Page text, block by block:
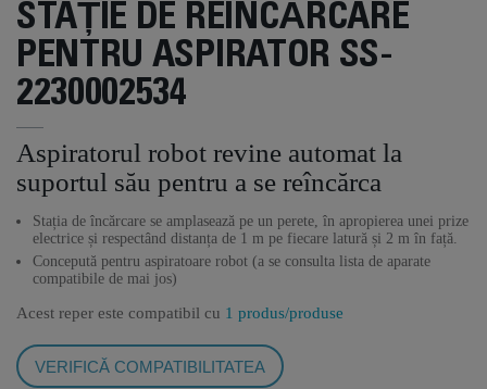
STAȚIE DE REÎNCĂRCARE
PENTRU ASPIRATOR SS-
2230002534
Aspiratorul robot revine automat la
suportul său pentru a se reîncărca
Stația de încărcare se amplasează pe un perete, în apropierea unei prize
electrice și respectând distanța de 1 m pe fiecare latură și 2 m în față.
Concepută pentru aspiratoare robot (a se consulta lista de aparate
compatibile de mai jos)
Acest reper este compatibil cu 1 produs/produse
VERIFICĂ COMPATIBILITATEA